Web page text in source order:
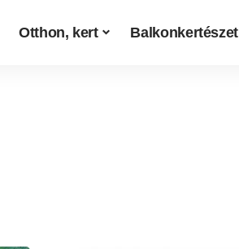
Otthon, kert Balkonkertészet